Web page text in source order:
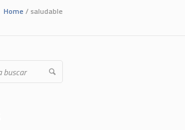
Home / saludable